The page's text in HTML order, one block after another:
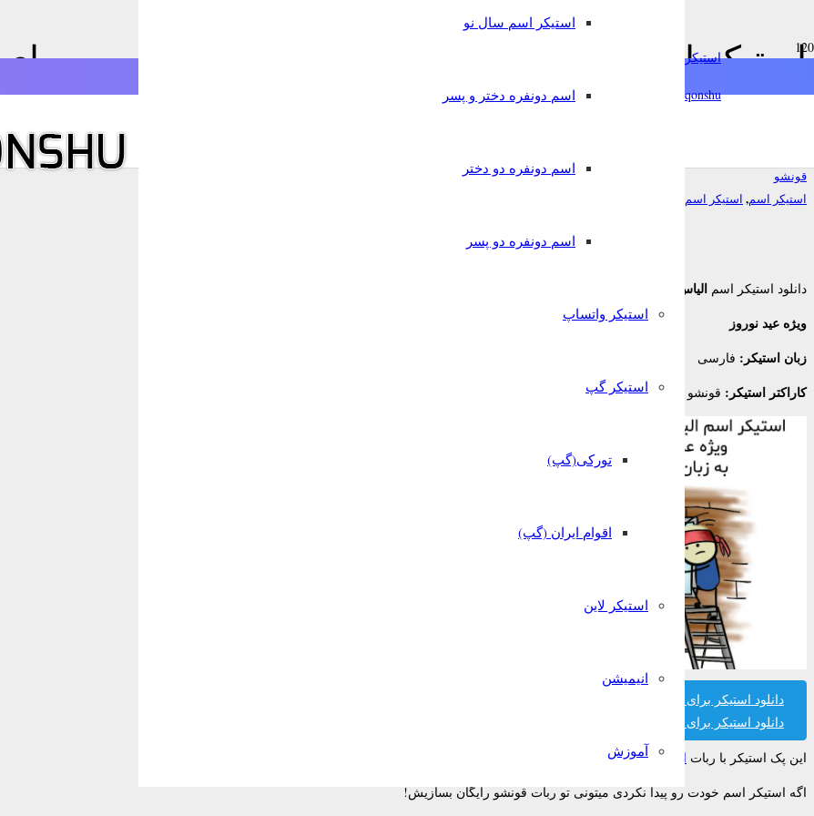
استیکرساز
qonshu@
استیکر اسم سال نو
اسم دونفره دختر و پسر
اسم دونفره دو دختر
اسم دونفره دو پسر
استیکر واتساپ
استیکر گپ
تورکی(گپ)
اقوام ایران (گپ)
استیکر لاین
انیمیشن
آموزش
استیکر اسم الیاس ویژه عید نوروز به زبان فارسی برای
تلگرام
قونشو
استیکر اسم, استیکر اسم سال نو
دانلود استیکر اسم الیاس
ویژه عید نوروز
زبان استیکر: فارسی
کاراکتر استیکر: قونشو
دانلود استیکر برای تلگرام
دانلود استیکر برای واتساپ
این پک استیکر با ربات استیکر ساز قونشو
اگه استیکر اسم خودت رو پیدا نکردی میتونی تو ربات قونشو رایگان بسازیش!